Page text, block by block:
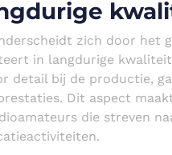
zich door het
in langdurige
detail bij de productie,
Dit aspect
die streven